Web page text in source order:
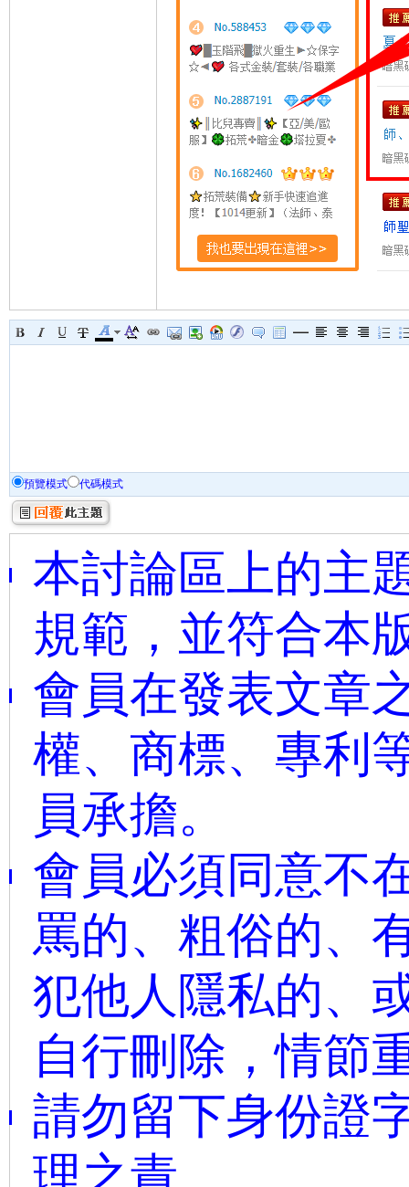
預覽模式 代碼模式
本討論區上的主
規範，並符合本
會員在發表文章
權、商標、專利
員承擔。
會員必須同意不
罵的、粗俗的、
犯他人隱私的、
自行刪除，情節
請勿留下身份證
理之責。